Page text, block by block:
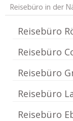
Reisebüro in der
Reisebüro
Reisebüro
Reisebüro
Reisebüro
Reisebüro